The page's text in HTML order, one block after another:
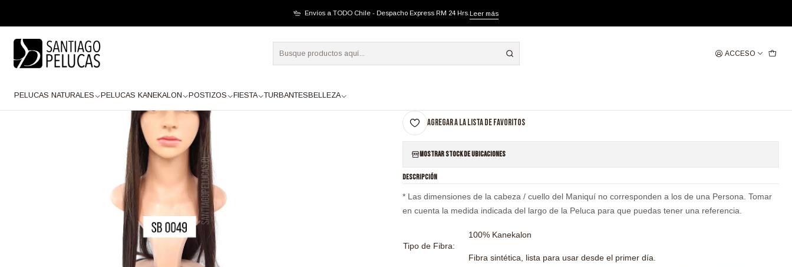
ACCESO
PELUCAS NATURALES PELUCAS KANEKALON POSTIZOS FIESTA TURBANTES BELLEZA
Envíos a TODO Chile - Despacho Express RM 24 Hrs. Leer más
SB0049 CENTAURUS CASTAÑO CLARO
SB0049 CENTAURUS CASTAÑO CLARO
Agregar a la lista de favoritos
Mostrar stock de ubicaciones
DESCRIPCIÓN
* Las dimensiones de la cabeza / cuello del Maniquí no corresponden a los de una Persona. Tomar
en cuenta la medida indicada del largo de la Peluca para que puedas tener una referencia.
Tipo de Fibra:
100% Kanekalon
Fibra sintética, lista para usar desde el primer día.